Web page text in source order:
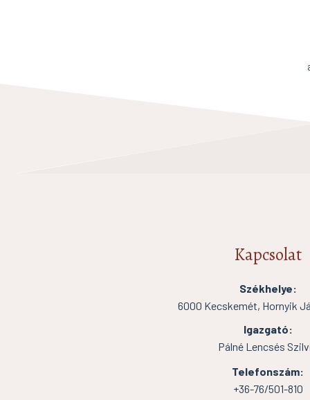
Kapcsolat
Székhelye:
6000 Kecskemét, Hornyik
Igazgató:
Pálné Lencsés
Telefonszám:
+36-76/501-810